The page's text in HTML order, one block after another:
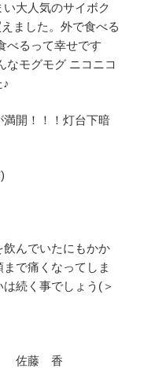
大人気のサイボク
ました。外で食べる
べるって幸せです
なモグモグ ニコニコ
開！！！灯台下暗
飲んでいたにもかか
で痛くなってしま
続く事でしょう(＞